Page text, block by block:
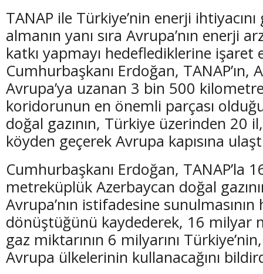
TANAP ile Türkiye’nin enerji
almanın yanı sıra Avrupa’nın enerji
katkı yapmayı hedeflediklerine işaret
Cumhurbaşkanı Erdoğan, TANAP’ın,
Avrupa’ya uzanan 3 bin 500
koridorunun en önemli parçası
doğal gazının, Türkiye üzerinden 20
köyden geçerek Avrupa kapısına
Cumhurbaşkanı Erdoğan, TANAP’la
metreküplük Azerbaycan doğal
Avrupa’nın istifadesine
dönüştüğünü kaydederek, 16 milyar
gaz miktarının 6 milyarını
Avrupa ülkelerinin kullanacağını